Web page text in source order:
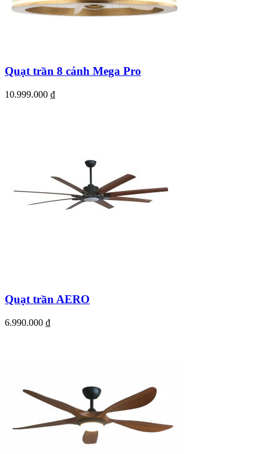
Quạt trần 8 cánh Mega Pro
10.999.000 ₫
Quạt trần AERO
6.990.000 ₫